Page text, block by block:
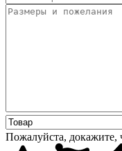
Пожалуйста, докажите,